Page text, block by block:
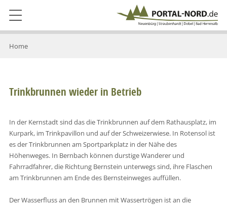
Home
Trinkbrunnen wieder in Betrieb
In der Kernstadt sind das die Trinkbrunnen auf dem Rathausplatz, im
Kurpark, im Trinkpavillon und auf der Schweizerwiese. In Rotensol ist
es der Trinkbrunnen am Sportparkplatz in der Nähe des
Höhenweges. In Bernbach können durstige Wanderer und
Fahrradfahrer, die Richtung Bernstein unterwegs sind, ihre Flaschen
am Trinkbrunnen am Ende des Bernsteinweges auffüllen.
Der Wasserfluss an den Brunnen mit Wassertrögen ist an die